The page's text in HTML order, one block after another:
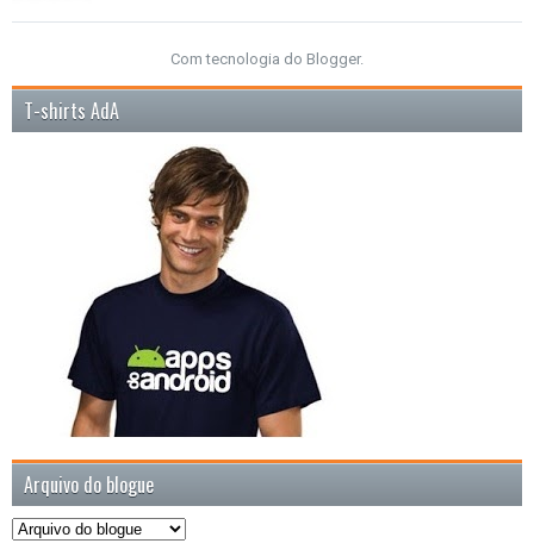
Com tecnologia do Blogger.
T-shirts AdA
Arquivo do blogue